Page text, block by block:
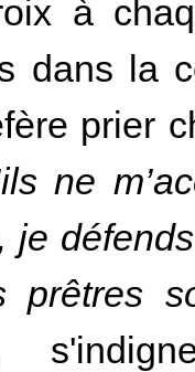
à
dans la
prier
ne
je
prêtres